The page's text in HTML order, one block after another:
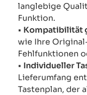
langlebige
Funktion.
• Kompatibilität
wie Ihre
Fehlfunktionen
• Individueller
Lieferumfang
Tastenplan, der